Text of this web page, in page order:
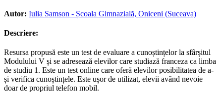
Autor: Iulia Samson - Școala Gimnazială, Oniceni (Suceava)
Descriere:
Resursa propusă este un test de evaluare a cunoștințelor la sfârșitul
Modulului V și se adresează elevilor care studiază franceza ca limba
de studiu 1. Este un test online care oferă elevilor posibilitatea de a-
și verifica cunoștințele. Este ușor de utilizat, elevii având nevoie
doar de propriul telefon mobil.